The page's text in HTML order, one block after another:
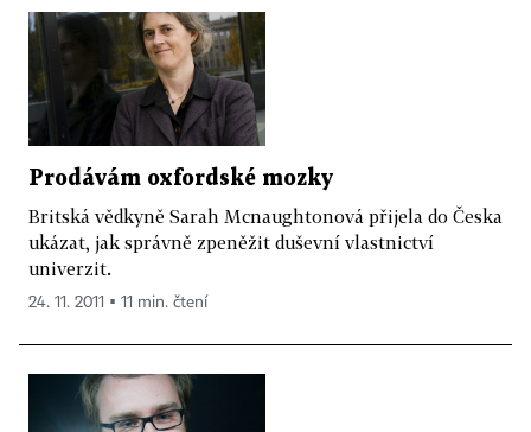
Prodávám oxfordské mozky
Britská vědkyně Sarah Mcnaughtonová přijela do Česka
ukázat, jak správně zpeněžit duševní vlastnictví
univerzit.
24. 11. 2011 ▪ 11 min. čtení